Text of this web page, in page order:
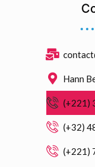
Hann
(+221)
(+32)
(+221)